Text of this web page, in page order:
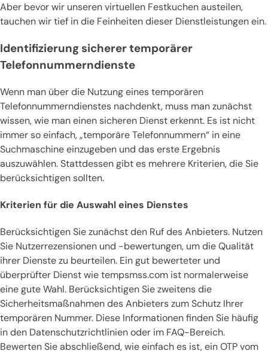
Aber bevor wir unseren virtuellen Festkuchen austeilen,
tauchen wir tief in die Feinheiten dieser Dienstleistungen ein.
Identifizierung sicherer temporärer
Telefonnummerndienste
Wenn man über die Nutzung eines temporären
Telefonnummerndienstes nachdenkt, muss man zunächst
wissen, wie man einen sicheren Dienst erkennt. Es ist nicht
immer so einfach, „temporäre Telefonnummern“ in eine
Suchmaschine einzugeben und das erste Ergebnis
auszuwählen. Stattdessen gibt es mehrere Kriterien, die Sie
berücksichtigen sollten.
Kriterien für die Auswahl eines Dienstes
Berücksichtigen Sie zunächst den Ruf des Anbieters. Nutzen
Sie Nutzerrezensionen und -bewertungen, um die Qualität
ihrer Dienste zu beurteilen. Ein gut bewerteter und
überprüfter Dienst wie tempsmss.com ist normalerweise
eine gute Wahl. Berücksichtigen Sie zweitens die
Sicherheitsmaßnahmen des Anbieters zum Schutz Ihrer
temporären Nummer. Diese Informationen finden Sie häufig
in den Datenschutzrichtlinien oder im FAQ-Bereich.
Bewerten Sie abschließend, wie einfach es ist, ein OTP vom